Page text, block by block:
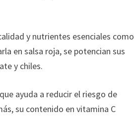
y nutrientes esenciales como
en salsa roja, se potencian sus
y chiles.
ayuda a reducir el riesgo de
su contenido en vitamina C